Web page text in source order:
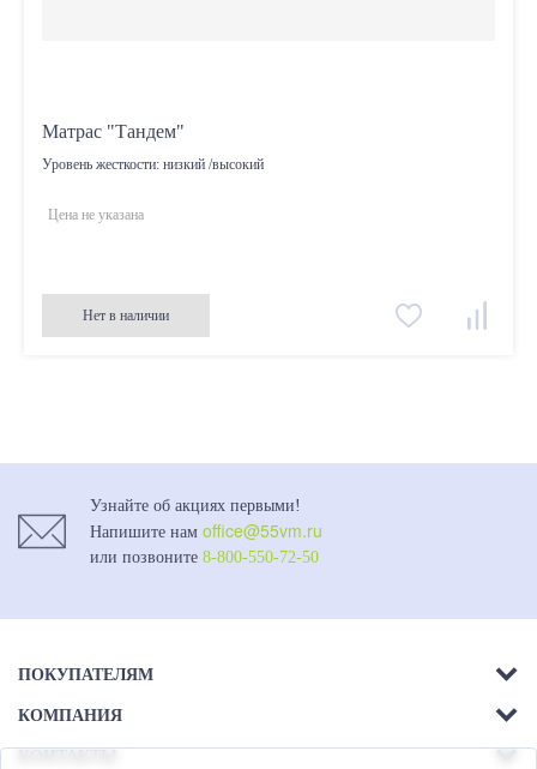
Матрас "Тандем"
Уровень жесткости: низкий /высокий
Цена не указана
Нет в наличии
Узнайте об акциях первыми!
Напишите нам office@55vm.ru
или позвоните 8-800-550-72-50
ПОКУПАТЕЛЯМ
Акции
КОМПАНИЯ